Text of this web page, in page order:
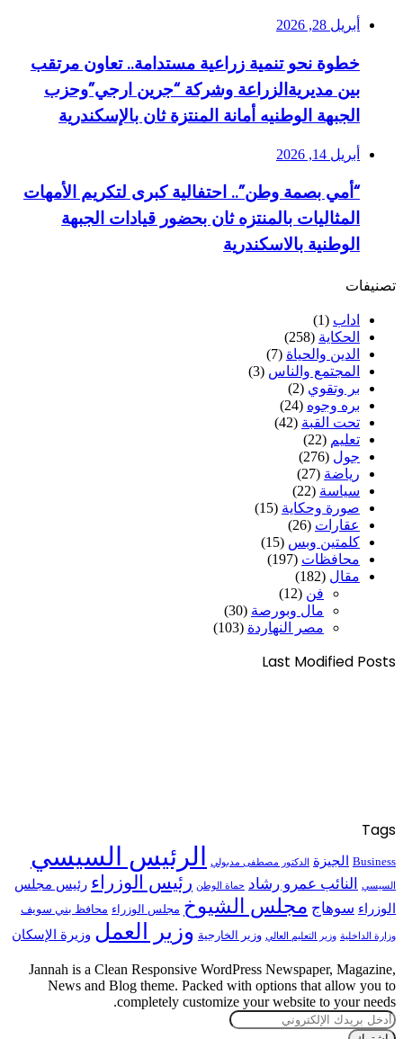
أبريل 28, 2026
خطوة نحو تنمية زراعية مستدامة.. تعاون مرتقب
بين مديريةالزراعة وشركة “جرين ارجي”وحزب
الجبهة الوطنيه أمانة المنتزة ثان بالإسكندرية
أبريل 14, 2026
“أمي بصمة وطن”.. احتفالية كبرى لتكريم الأمهات
المثاليات بالمنتزه ثان بحضور قيادات الجبهة
الوطنية بالاسكندرية
تصنيفات
اداب (1)
الحكاية (258)
الدين والحياة (7)
المجتمع والناس (3)
بر وتقوي (2)
بره وجوه (24)
تحت القبة (42)
تعليم (22)
جول (276)
رياضة (27)
سياسة (22)
صورة وحكاية (15)
عقارات (26)
كلمتين وبس (15)
محافظات (197)
مقال (182)
فن (12)
مال وبورصة (30)
مصر النهاردة (103)
Last Modified Posts
Tags
Business الجيزة الدكتور مصطفى مدبولي الرئيس السيسي
السيسي النائب عمرو رشاد حماة الوطن رئيس الوزراء رئيس مجلس
الوزراء سوهاج مجلس الشيوخ مجلس الوزراء محافظ بني سويف
وزارة الداخلية وزير التعليم العالي وزير الخارجية وزير العمل وزيرة الإسكان
Jannah is a Clean Responsive WordPress Newspaper, Magazine,
News and Blog theme. Packed with options that allow you to
completely customize your website to your needs.
أدخل
بريدك